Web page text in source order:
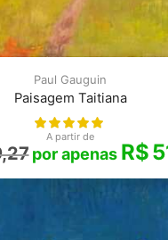
Paul Gauguin
Paisagem Taitiana
A partir de
R$